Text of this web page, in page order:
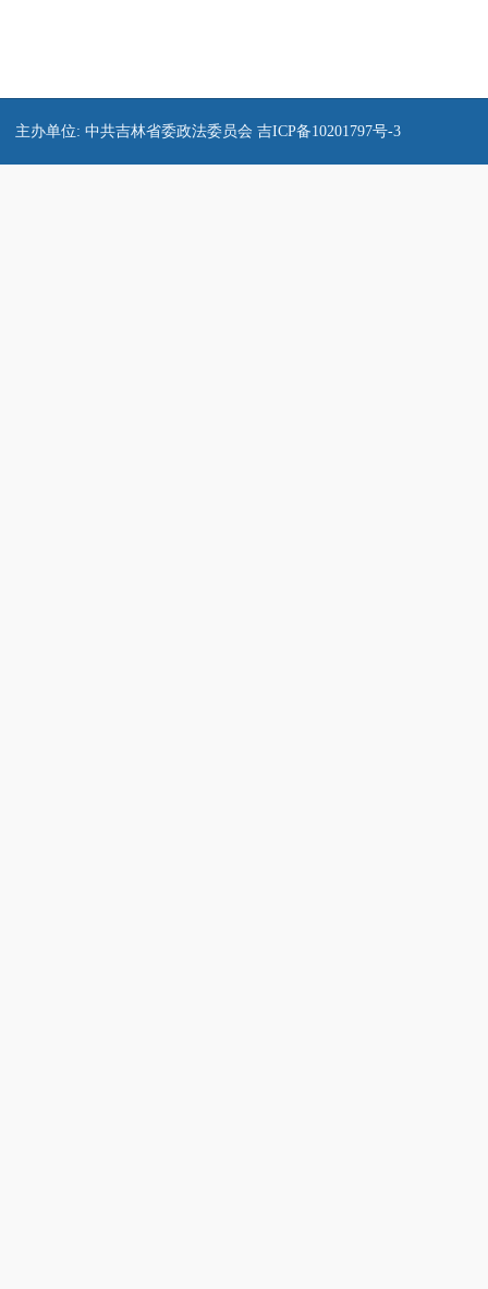
主办单位: 中共吉林省委政法委员会 吉ICP备10201797号-3